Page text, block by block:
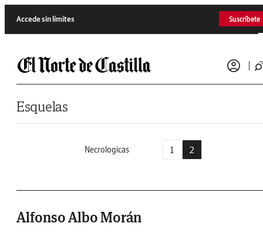
Accede sin límites Suscríbete
Esquelas
Necrologicas 1 2
Alfonso Albo Morán